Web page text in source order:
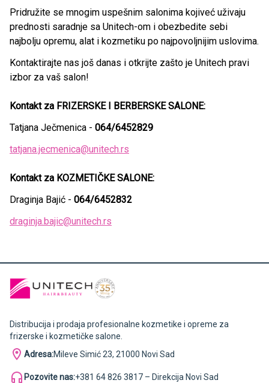
Pridružite se mnogim uspešnim salonima kojiveć uživaju
prednosti saradnje sa Unitech-om i obezbedite sebi
najbolju opremu, alat i kozmetiku po najpovoljnijim uslovima.
Kontaktirajte nas još danas i otkrijte zašto je Unitech pravi
izbor za vaš salon!
Kontakt za FRIZERSKE I BERBERSKE SALONE:
Tatjana Ječmenica - 064/6452829
tatjana.jecmenica@unitech.rs
Kontakt za KOZMETIČKE SALONE:
Draginja Bajić - 064/6452832
draginja.bajic@unitech.rs
Distribucija i prodaja profesionalne kozmetike i opreme za
frizerske i kozmetičke salone.
Adresa:Mileve Simić 23, 21000 Novi Sad
Pozovite nas:+381 64 826 3817 – Direkcija Novi Sad